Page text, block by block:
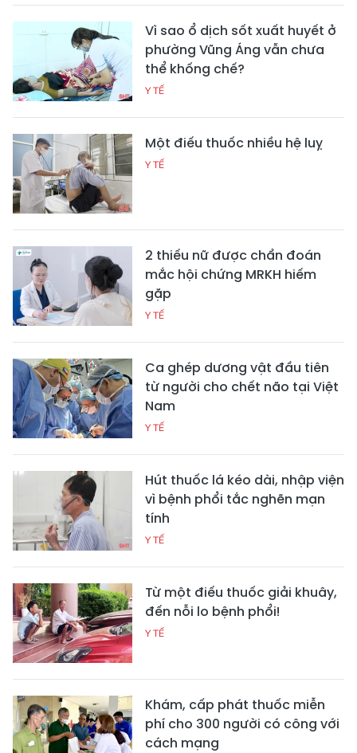
Vì sao ổ dịch sốt xuất huyết ở
phường Vũng Áng vẫn chưa
thể khống chế?
Y TẾ
Một điếu thuốc nhiều hệ luỵ
Y TẾ
2 thiếu nữ được chẩn đoán
mắc hội chứng MRKH hiếm
gặp
Y TẾ
Ca ghép dương vật đầu tiên
từ người cho chết não tại Việt
Nam
Y TẾ
Hút thuốc lá kéo dài, nhập viện
vì bệnh phổi tắc nghẽn mạn
tính
Y TẾ
Từ một điếu thuốc giải khuây,
đến nỗi lo bệnh phổi!
Y TẾ
Khám, cấp phát thuốc miễn
phí cho 300 người có công với
cách mạng